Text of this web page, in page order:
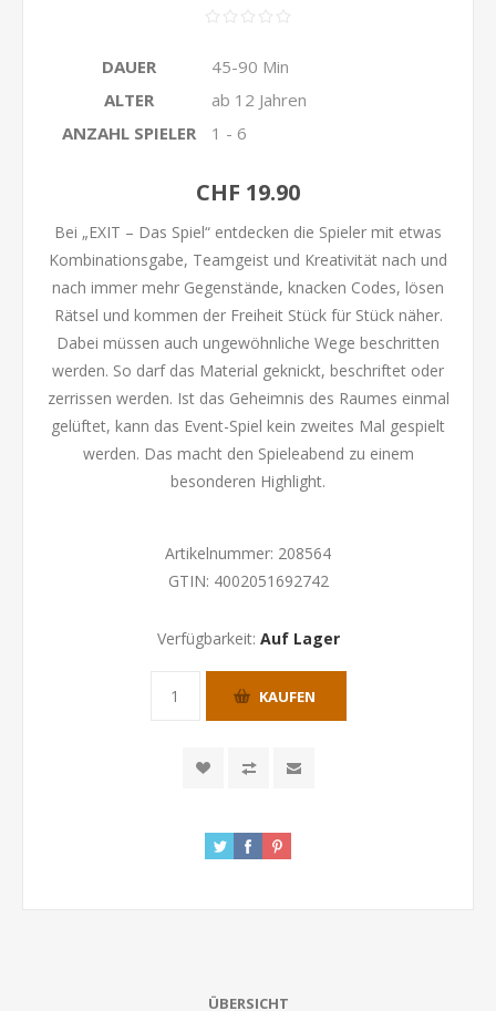
DAUER
45-90 Min
ALTER
ab 12 Jahren
ANZAHL SPIELER
1 - 6
CHF 19.90
Bei „EXIT – Das Spiel“ entdecken die Spieler mit etwas
Kombinationsgabe, Teamgeist und Kreativität nach und
nach immer mehr Gegenstände, knacken Codes, lösen
Rätsel und kommen der Freiheit Stück für Stück näher.
Dabei müssen auch ungewöhnliche Wege beschritten
werden. So darf das Material geknickt, beschriftet oder
zerrissen werden. Ist das Geheimnis des Raumes einmal
gelüftet, kann das Event-Spiel kein zweites Mal gespielt
werden. Das macht den Spieleabend zu einem
besonderen Highlight.
Artikelnummer: 208564
GTIN: 4002051692742
Verfügbarkeit: Auf Lager
KAUFEN
ÜBERSICHT